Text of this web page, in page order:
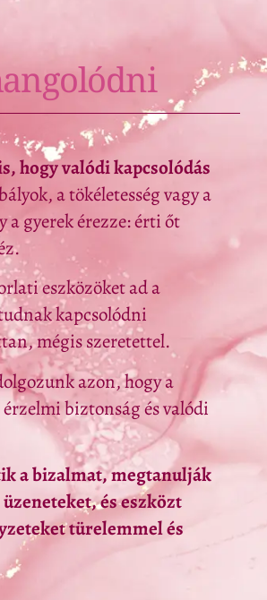
hogy valódi kapcsolódás
a tökéletesség vagy a
a gyerek érezze: érti őt
eszközöket ad a
kapcsolódni
mégis szeretettel.
azon, hogy a
biztonság és valódi
a bizalmat, megtanulják
és eszközt
türelemmel és